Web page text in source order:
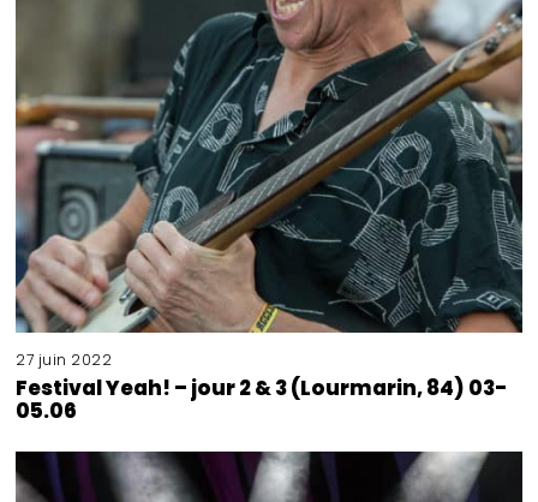
27 juin 2022
Festival Yeah! – jour 2 & 3 (Lourmarin, 84) 03-
05.06